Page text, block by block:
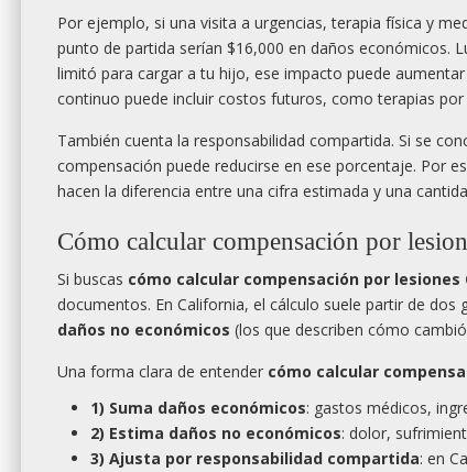
Por ejemplo, si una visita a urgencias, terapia física y
punto de partida serían $16,000 en daños económicos.
limitó para cargar a tu hijo, ese impacto puede
continuo puede incluir costos futuros, como terapias
También cuenta la responsabilidad compartida. Si se
compensación puede reducirse en ese porcentaje. Por
hacen la diferencia entre una cifra estimada y una
Cómo calcular compensación por
Si buscas cómo calcular compensación por lesiones
documentos. En California, el cálculo suele partir de dos
daños no económicos (los que describen cómo
Una forma clara de entender cómo calcular
1) Suma daños económicos: gastos médicos,
2) Estima daños no económicos: dolor,
3) Ajusta por responsabilidad compartida: en